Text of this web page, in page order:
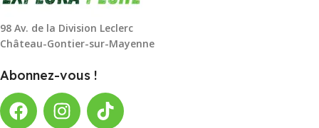
98 Av. de la Division Leclerc
Château-Gontier-sur-Mayenne
Abonnez-vous !